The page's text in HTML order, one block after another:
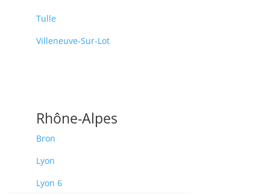
Tulle
Villeneuve-Sur-Lot
Rhône-Alpes
Bron
Lyon
Lyon 6